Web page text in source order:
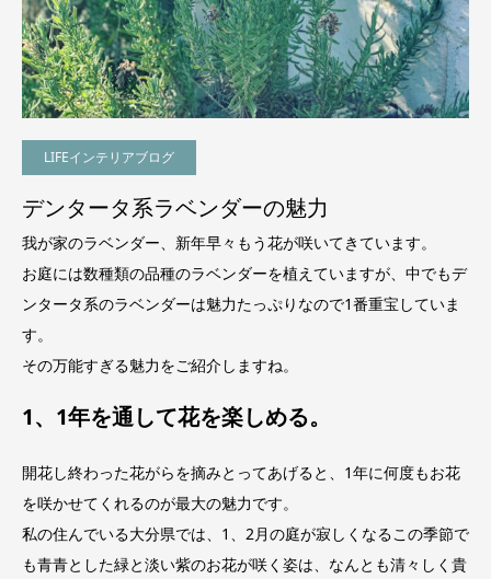
LIFEインテリアブログ
デンタータ系ラベンダーの魅力
我が家のラベンダー、新年早々もう花が咲いてきています。
お庭には数種類の品種のラベンダーを植えていますが、中でもデ
ンタータ系のラベンダーは魅力たっぷりなので1番重宝していま
す。
その万能すぎる魅力をご紹介しますね。
1、1年を通して花を楽しめる。
開花し終わった花がらを摘みとってあげると、1年に何度もお花
を咲かせてくれるのが最大の魅力です。
私の住んでいる大分県では、1、2月の庭が寂しくなるこの季節で
も青青とした緑と淡い紫のお花が咲く姿は、なんとも清々しく貴